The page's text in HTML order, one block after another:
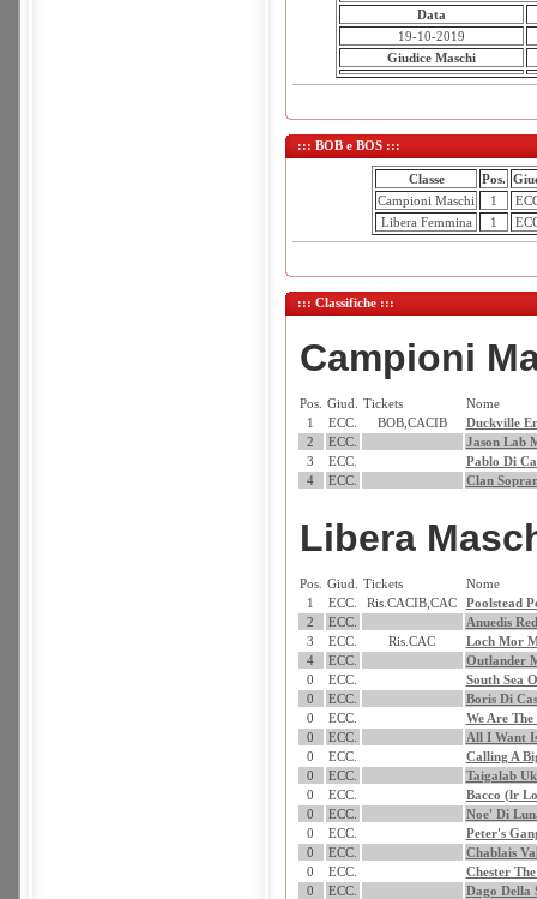
Data
19-10-2019
Giudice Maschi
::: BOB e BOS :::
Classe Pos.
Campioni Maschi
1
Libera Femmina
1
::: Classifiche :::
Campioni
Pos. Giud. Tickets
Nome
1
ECC. BOB,CACIB
Duckville
2
ECC.
Jason Lab
3
ECC.
Pablo Di
4
ECC. Clan
Libera
Pos. Giud. Tickets
Nome
1
ECC. Ris.CACIB,CAC
Poolstead
2
ECC.
Anuedis
3
ECC. Ris.CAC
Loch Mor
4
ECC.
Outlander
0
ECC.
South Sea
0
ECC.
Boris Di
0
ECC.
We Are
0
ECC.
All I Want
0
ECC.
Calling A
0
ECC.
Taigalab
0
ECC.
Bacco (lr
0
ECC.
Noe' Di
0
ECC.
Peter's
0
ECC.
Chablais
0
ECC.
Chester
0
ECC.
Dago Della